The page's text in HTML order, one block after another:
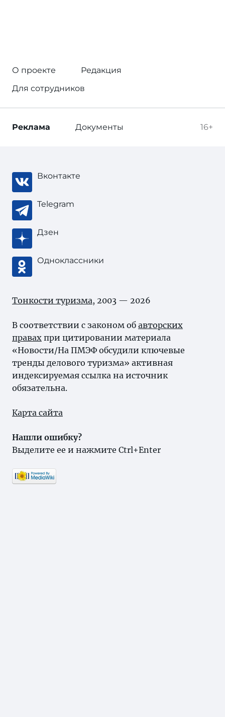
О проекте
Редакция
Для сотрудников
16+
Реклама Документы
Вконтакте
Telegram
Дзен
Одноклассники
Тонкости туризма, 2003 — 2026
В соответствии с законом об авторских
правах при цитировании материала
«Новости/На ПМЭФ обсудили ключевые
тренды делового туризма» активная
индексируемая ссылка на источник
обязательна.
Карта сайта
Нашли ошибку?
Выделите ее и нажмите Ctrl+Enter